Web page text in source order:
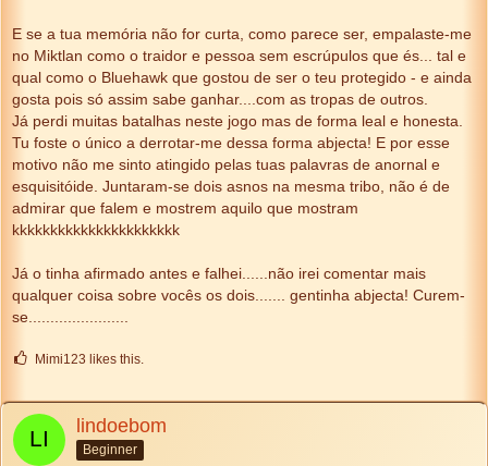
E se a tua memória não for curta, como parece ser, empalaste-me
no Miktlan como o traidor e pessoa sem escrúpulos que és... tal e
qual como o Bluehawk que gostou de ser o teu protegido - e ainda
gosta pois só assim sabe ganhar....com as tropas de outros.
Já perdi muitas batalhas neste jogo mas de forma leal e honesta.
Tu foste o único a derrotar-me dessa forma abjecta! E por esse
motivo não me sinto atingido pelas tuas palavras de anornal e
esquisitóide. Juntaram-se dois asnos na mesma tribo, não é de
admirar que falem e mostrem aquilo que mostram
kkkkkkkkkkkkkkkkkkkkkk
Já o tinha afirmado antes e falhei......não irei comentar mais
qualquer coisa sobre vocês os dois....... gentinha abjecta! Curem-
se.......................
Mimi123 likes this.
lindoebom
Beginner